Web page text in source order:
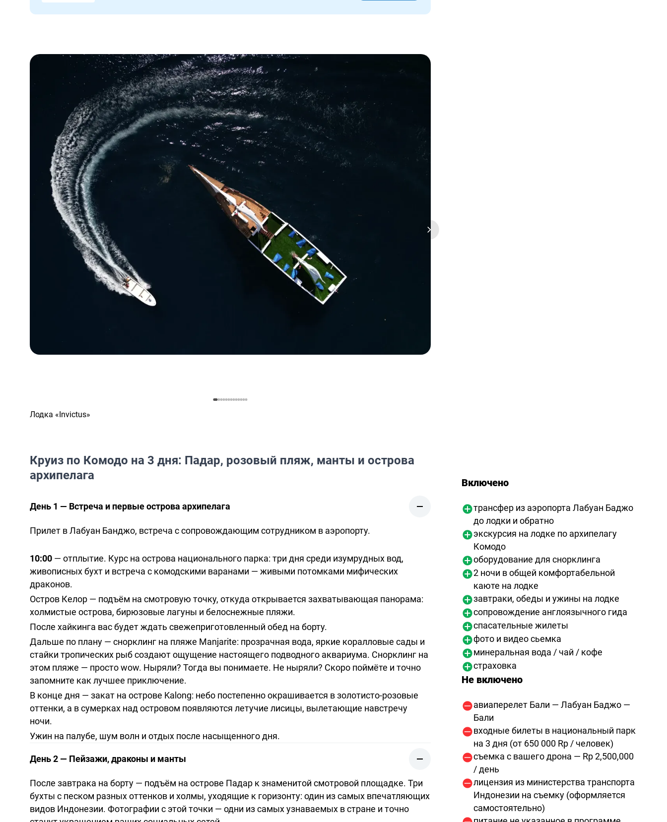
Лодка «Invictus»
Круиз по Комодо на 3 дня: Падар, розовый пляж, манты и острова
архипелага
День 1 — Встреча и первые острова архипелага
Прилет в Лабуан Банджо, встреча с сопровождающим сотрудником в аэропорту.
10:00 — отплытие. Курс на острова национального парка: три дня среди изумрудных вод,
живописных бухт и встреча с комодскими варанами — живыми потомками мифических
драконов.
Остров Келор — подъём на смотровую точку, откуда открывается захватывающая панорама:
холмистые острова, бирюзовые лагуны и белоснежные пляжи.
После хайкинга вас будет ждать свежеприготовленный обед на борту.
Дальше по плану — снорклинг на пляже Manjarite: прозрачная вода, яркие коралловые сады и
стайки тропических рыб создают ощущение настоящего подводного аквариума. Снорклинг на
этом пляже — просто wow. Ныряли? Тогда вы понимаете. Не ныряли? Скоро поймёте и точно
запомните как лучшее приключение.
В конце дня — закат на острове Kalong: небо постепенно окрашивается в золотисто-розовые
оттенки, а в сумерках над островом появляются летучие лисицы, вылетающие навстречу
ночи.
Ужин на палубе, шум волн и отдых после насыщенного дня.
День 2 — Пейзажи, драконы и манты
После завтрака на борту — подъём на острове Падар к знаменитой смотровой площадке. Три
бухты с песком разных оттенков и холмы, уходящие к горизонту: один из самых впечатляющих
видов Индонезии. Фотографии с этой точки — одни из самых узнаваемых в стране и точно
Включено
трансфер из аэропорта Лабуан Баджо
до лодки и обратно
экскурсия на лодке по архипелагу
Комодо
оборудование для снорклинга
2 ночи в общей комфортабельной
каюте на лодке
завтраки, обеды и ужины на лодке
сопровождение англоязычного гида
спасательные жилеты
фото и видео сьемка
минеральная вода / чай / кофе
страховка
Не включено
авиаперелет Бали — Лабуан Баджо —
Бали
входные билеты в национальный парк
на 3 дня (от 650 000 Rp / человек)
съемка с вашего дрона — Rp 2,500,000
/ день
лицензия из министерства транспорта
Индонезии на съемку (оформляется
самостоятельно)